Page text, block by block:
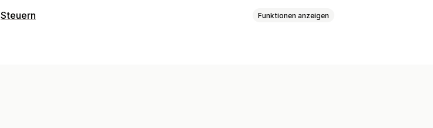
Dokumentarten
Steuern Funktionen anzeigen